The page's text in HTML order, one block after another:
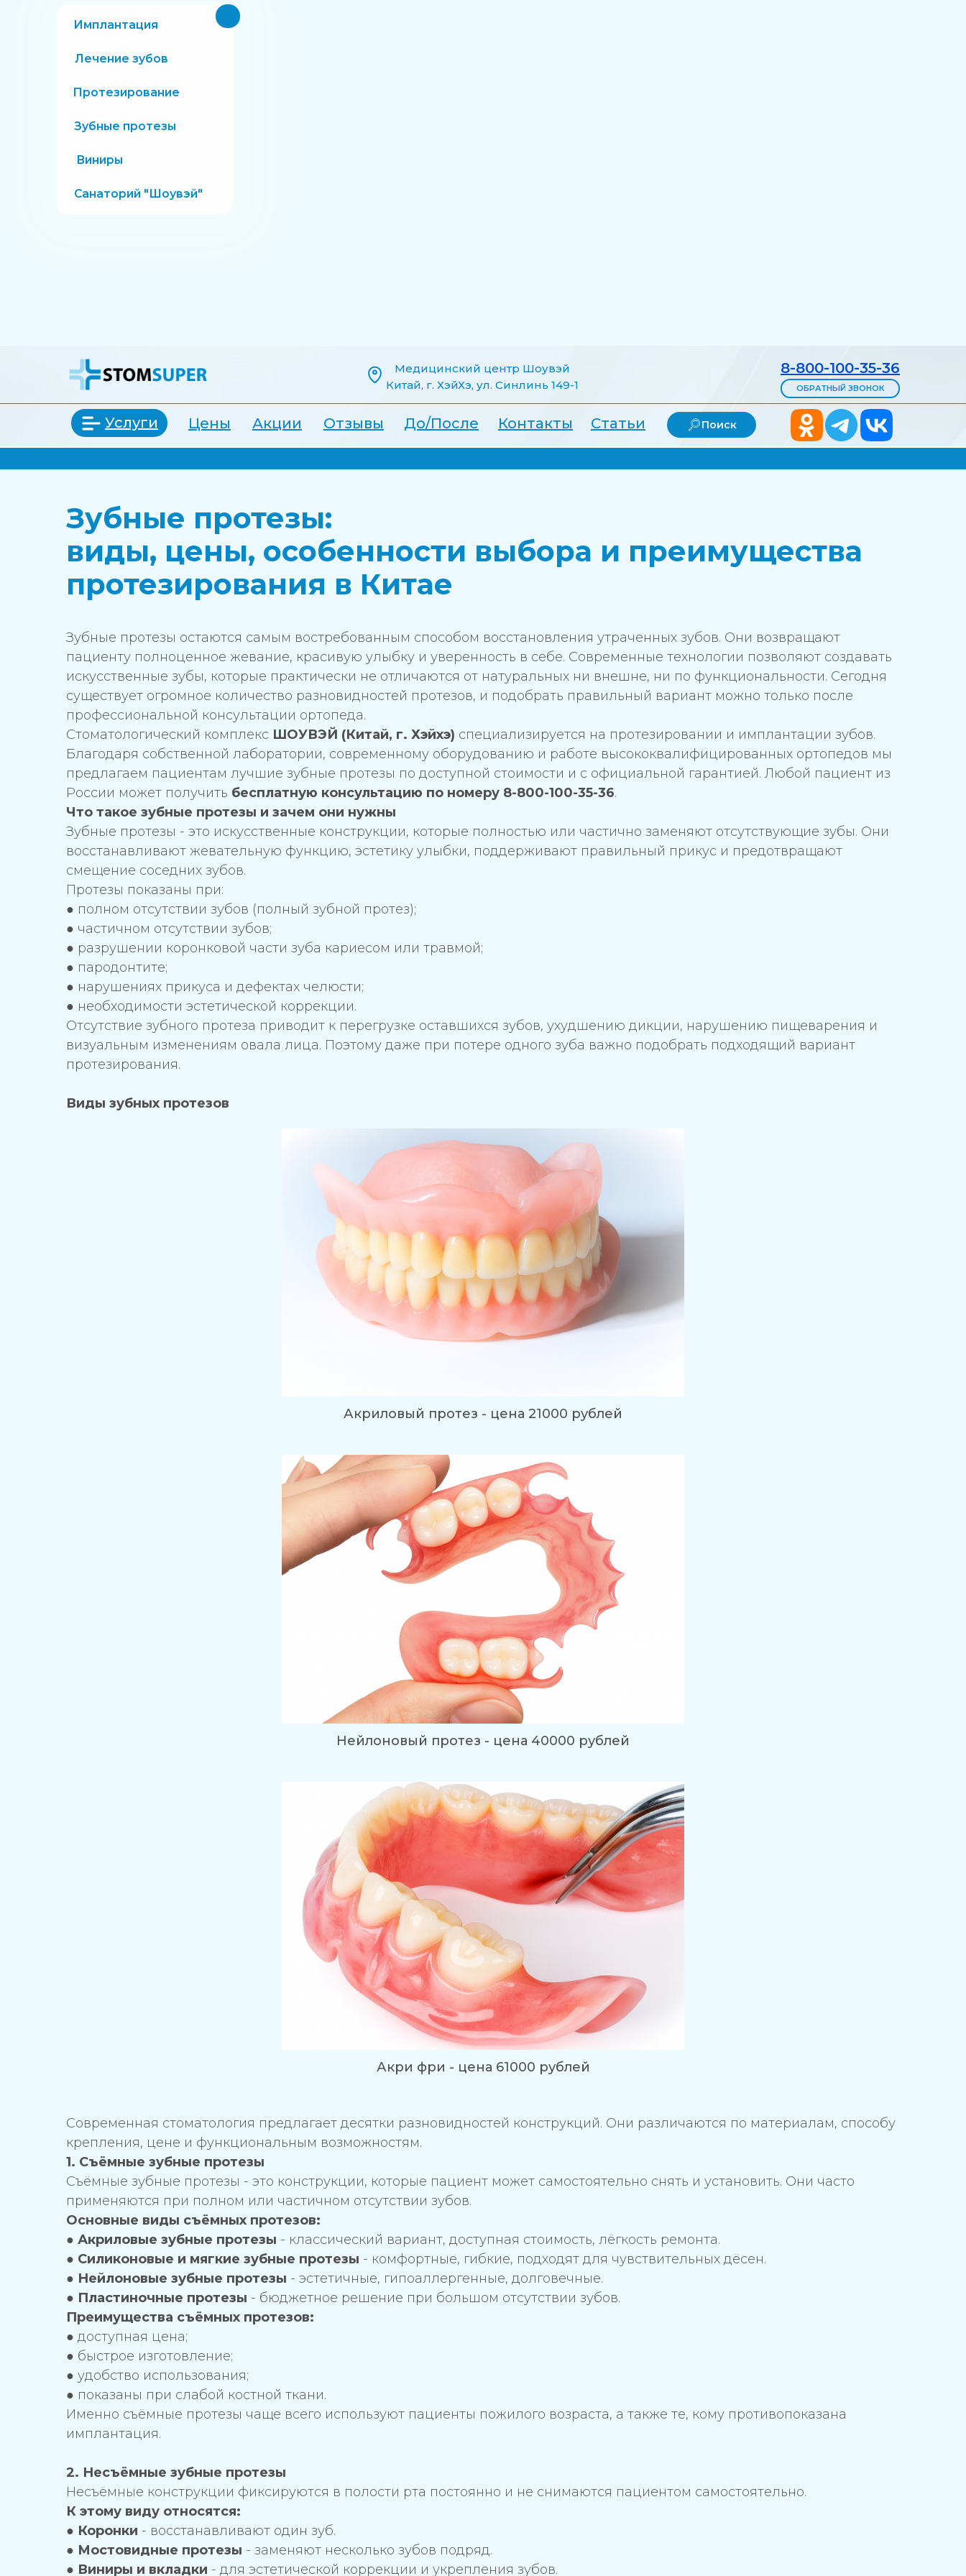
Лечение зубов
Имплантация
Медицинский центр Шоувэй
Китай, г. ХэйХэ, ул. Синлинь 149-1
8-800-100-35-36
ОБРАТНЫЙ ЗВОНОК
Поиск
Статьи
Контакты
До/После
Отзывы
Акции
Цены
Услуги
Зубные протезы:
виды, цены, особенности выбора и преимущества
протезирования в Китае
Зубные протезы остаются самым востребованным способом восстановления утраченных зубов. Они возвращают
пациенту полноценное жевание, красивую улыбку и уверенность в себе. Современные технологии позволяют создавать
искусственные зубы, которые практически не отличаются от натуральных ни внешне, ни по функциональности. Сегодня
существует огромное количество разновидностей протезов, и подобрать правильный вариант можно только после
профессиональной консультации ортопеда.
Стоматологический комплекс ШОУВЭЙ (Китай, г. Хэйхэ) специализируется на протезировании и имплантации зубов.
Благодаря собственной лаборатории, современному оборудованию и работе высококвалифицированных ортопедов мы
предлагаем пациентам лучшие зубные протезы по доступной стоимости и с официальной гарантией. Любой пациент из
России может получить бесплатную консультацию по номеру 8-800-100-35-36.
Что такое зубные протезы и зачем они нужны
Зубные протезы - это искусственные конструкции, которые полностью или частично заменяют отсутствующие зубы. Они
восстанавливают жевательную функцию, эстетику улыбки, поддерживают правильный прикус и предотвращают
смещение соседних зубов.
Протезы показаны при:
● полном отсутствии зубов (полный зубной протез);
● частичном отсутствии зубов;
● разрушении коронковой части зуба кариесом или травмой;
● пародонтите;
● нарушениях прикуса и дефектах челюсти;
● необходимости эстетической коррекции.
Отсутствие зубного протеза приводит к перегрузке оставшихся зубов, ухудшению дикции, нарушению пищеварения и
визуальным изменениям овала лица. Поэтому даже при потере одного зуба важно подобрать подходящий вариант
протезирования.
Виды зубных протезов
Акриловый протез - цена 21000 рублей
Нейлоновый протез - цена 40000 рублей
Акри фри - цена 61000 рублей
Современная стоматология предлагает десятки разновидностей конструкций. Они различаются по материалам, способу
крепления, цене и функциональным возможностям.
1. Съёмные зубные протезы
Съёмные зубные протезы - это конструкции, которые пациент может самостоятельно снять и установить. Они часто
применяются при полном или частичном отсутствии зубов.
Основные виды съёмных протезов:
● Акриловые зубные протезы - классический вариант, доступная стоимость, лёгкость ремонта.
● Силиконовые и мягкие зубные протезы - комфортные, гибкие, подходят для чувствительных дёсен.
● Нейлоновые зубные протезы - эстетичные, гипоаллергенные, долговечные.
● Пластиночные протезы - бюджетное решение при большом отсутствии зубов.
Преимущества съёмных протезов:
● доступная цена;
● быстрое изготовление;
● удобство использования;
● показаны при слабой костной ткани.
Именно съёмные протезы чаще всего используют пациенты пожилого возраста, а также те, кому противопоказана
имплантация.
2. Несъёмные зубные протезы
Несъёмные конструкции фиксируются в полости рта постоянно и не снимаются пациентом самостоятельно.
К этому виду относятся:
● Коронки - восстанавливают один зуб.
● Мостовидные протезы - заменяют несколько зубов подряд.
● Виниры и вкладки - для эстетической коррекции и укрепления зубов.